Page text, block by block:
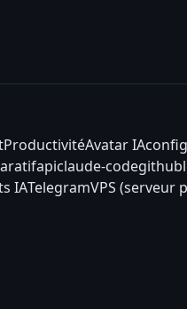
ProductivitéAvatar IA
apiclaude-codegithub
IATelegramVPS (serveur